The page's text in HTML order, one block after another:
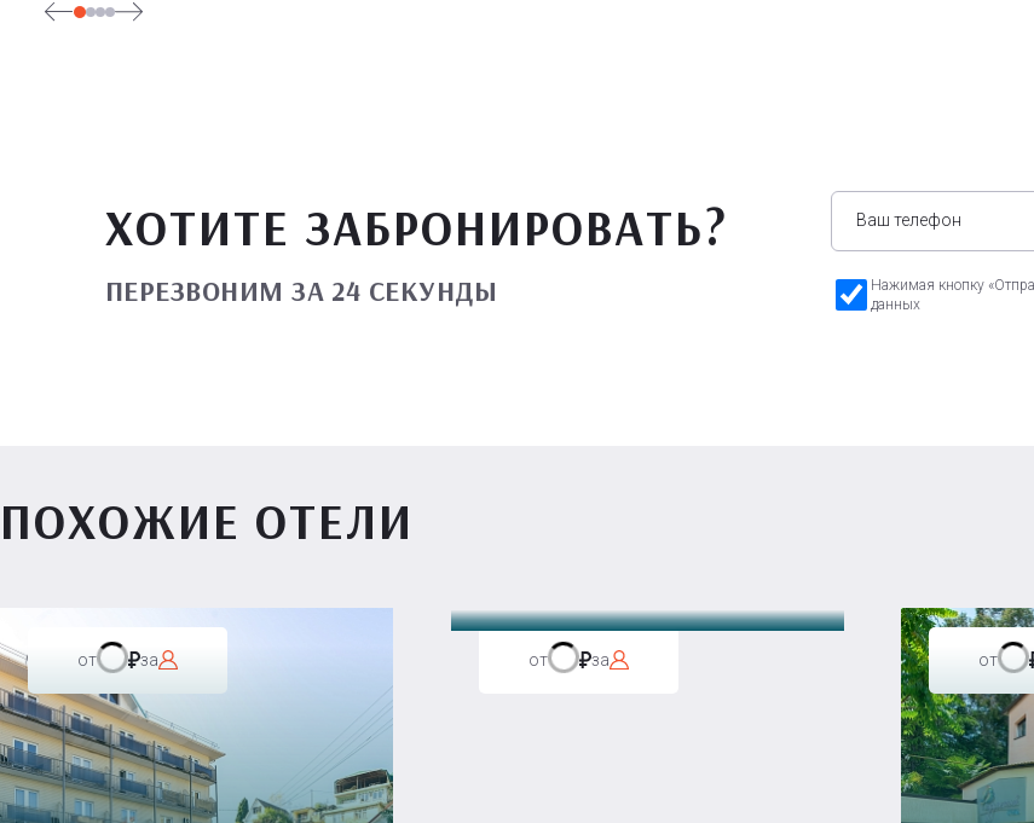
ХОТИТЕ ЗАБРОНИРОВАТЬ?
ПЕРЕЗВОНИМ ЗА 24 СЕКУНДЫ
Нажимая кнопку
данных
ПОХОЖИЕ ОТЕЛИ
от за от за от